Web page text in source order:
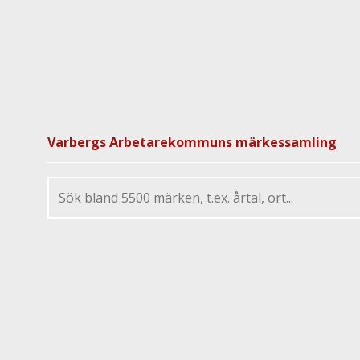
Varbergs Arbetarekommuns märkessamling